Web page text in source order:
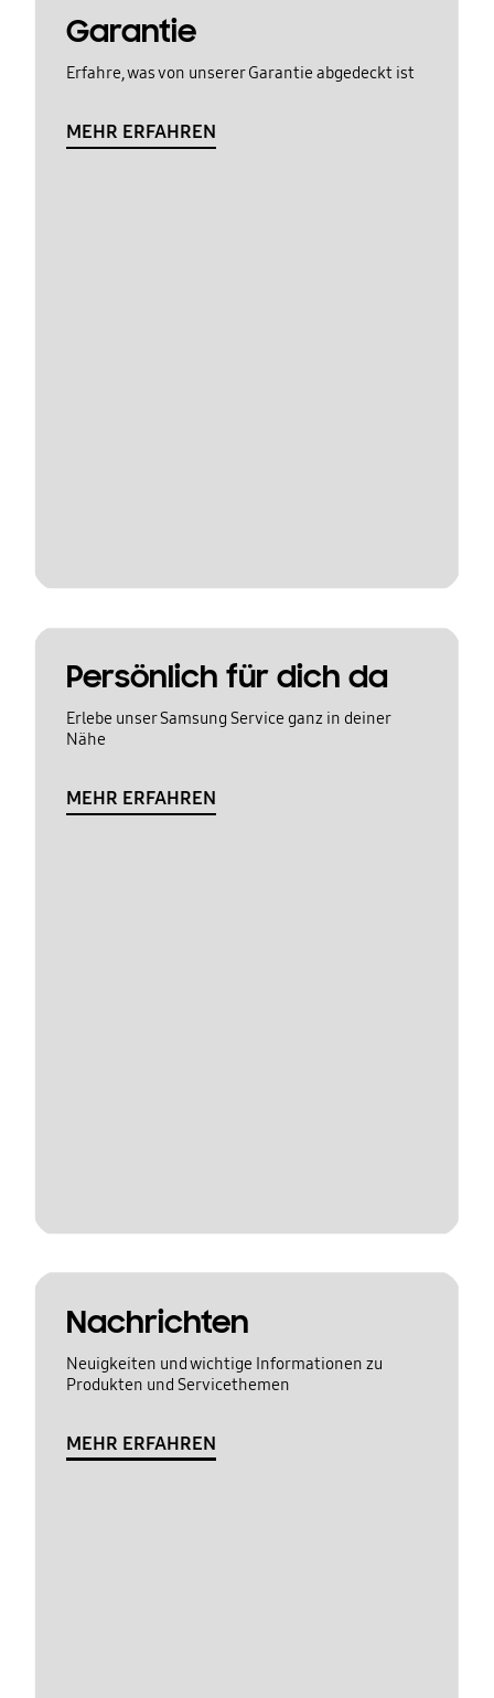
Garantie
Erfahre, was von unserer Garantie abgedeckt ist
MEHR ERFAHREN
Persönlich für dich da
Erlebe unser Samsung Service ganz in deiner
Nähe
MEHR ERFAHREN
Nachrichten
Neuigkeiten und wichtige Informationen zu
Produkten und Servicethemen
MEHR ERFAHREN